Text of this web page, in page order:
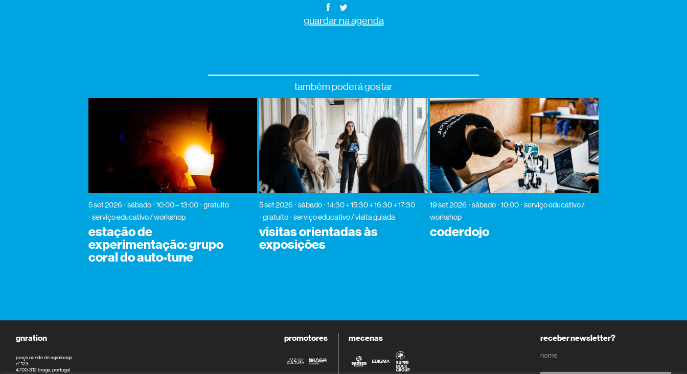
guardar na agenda
também poderá gostar
5 set 2026 sábado 10:00 – 13:00 gratuito
serviço educativo / workshop
estação de
experimentação: grupo
coral do auto-tune
5 set 2026 sábado 14:30 + 15:30 + 16:30 + 17:30
gratuito serviço educativo / visita guiada
visitas orientadas às
exposições
19 set 2026 sábado 10:00 serviço educativo /
workshop
coderdojo
gnration
praça conde de agrolongo
n° 123
4700-312 braga, portugal
promotores mecenas receber newsletter?
nome